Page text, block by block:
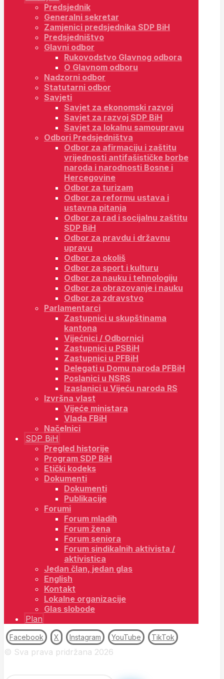
Predsjednik
Generalni sekretar
Zamjenici predsjednika SDP BiH
Predsjedništvo
Glavni odbor
Rukovodstvo Glavnog odbora
O Glavnom odboru
Nadzorni odbor
Statutarni odbor
Savjeti
Savjet za ekonomski razvoj
Savjet za razvoj SDP BiH
Savjet za lokalnu samoupravu
Odbori Predsjedništva
Odbor za afirmaciju i zaštitu
vrijednosti antifašističke borbe
naroda i narodnosti Bosne i
Hercegovine
Odbor za turizam
Odbor za reformu ustava i
ustavna pitanja
Odbor za rad i socijalnu zaštitu
SDP BiH
Odbor za pravdu i državnu
upravu
Odbor za okoliš
Odbor za sport i kulturu
Odbor za nauku i tehnologiju
Odbor za obrazovanje i nauku
Odbor za zdravstvo
Parlamentarci
Zastupnici u skupštinama
kantona
Vijećnici / Odbornici
Zastupnici u PSBiH
Zastupnici u PFBiH
Delegati u Domu naroda PFBiH
Poslanici u NSRS
Izaslanici u Vijeću naroda RS
Izvršna vlast
Vijeće ministara
Vlada FBiH
Načelnici
SDP BiH
Pregled historije
Program SDP BiH
Etički kodeks
Dokumenti
Dokumenti
Publikacije
Forumi
Forum mladih
Forum žena
Forum seniora
Forum sindikalnih aktivista /
aktivistica
Jedan član, jedan glas
English
Kontakt
Lokalne organizacije
Glas slobode
Plan
Facebook X Instagram YouTube TikTok
© Sva prava pridržana 2026